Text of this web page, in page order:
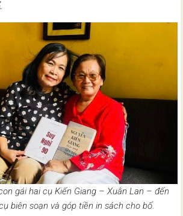
gái hai cụ Kiến Giang – Xuân Lan – đến
biên soạn và góp tiền in sách cho bố.